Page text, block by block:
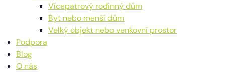
Vícepatrový rodinný dům
Byt nebo menší dům
Velký objekt nebo venkovní prostor
Podpora
Blog
O nás